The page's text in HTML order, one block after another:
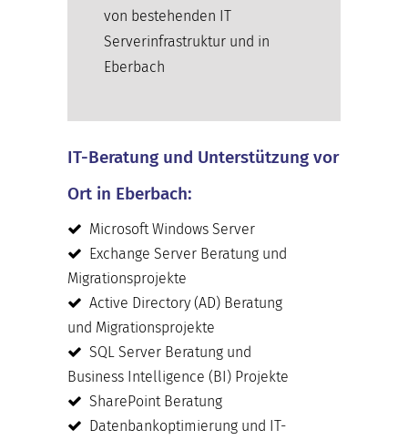
von bestehenden IT
Serverinfrastruktur und in
Eberbach
IT-Beratung und Unterstützung vor
Ort in Eberbach:
Microsoft Windows Server
Exchange Server Beratung und
Migrationsprojekte
Active Directory (AD) Beratung
und Migrationsprojekte
SQL Server Beratung und
Business Intelligence (BI) Projekte
SharePoint Beratung
Datenbankoptimierung und IT-